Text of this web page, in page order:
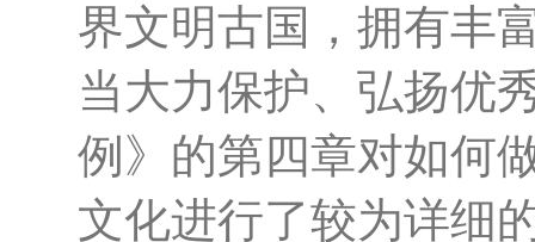
界文明古国，拥有丰
当大力保护、弘扬优
例》的第四章对如何
文化进行了较为详细